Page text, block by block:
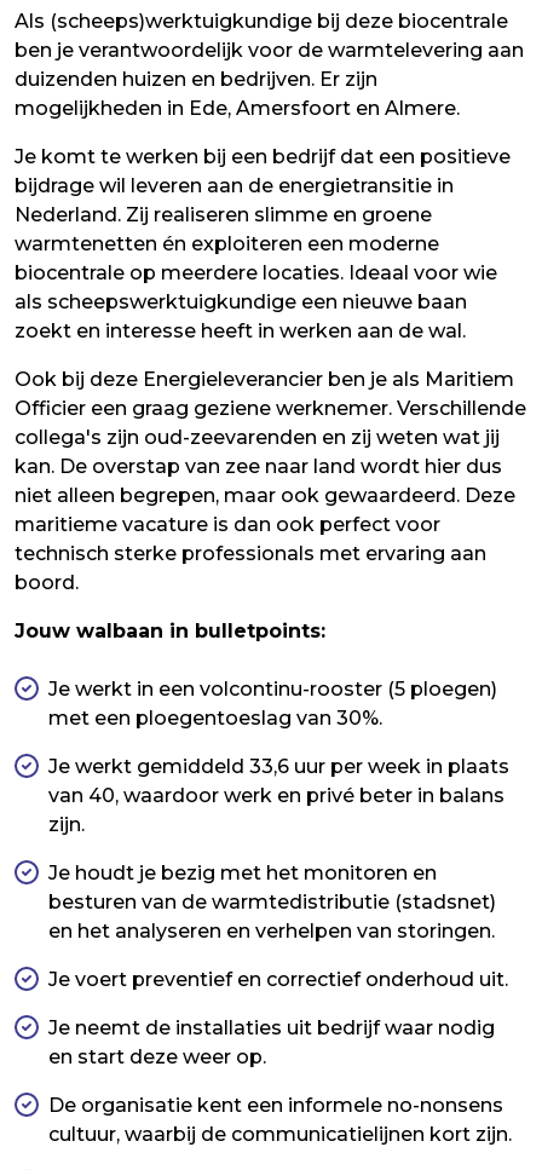
Als (scheeps)werktuigkundige bij deze biocentrale
ben je verantwoordelijk voor de warmtelevering aan
duizenden huizen en bedrijven. Er zijn
mogelijkheden in Ede, Amersfoort en Almere.
Je komt te werken bij een bedrijf dat een positieve
bijdrage wil leveren aan de energietransitie in
Nederland. Zij realiseren slimme en groene
warmtenetten én exploiteren een moderne
biocentrale op meerdere locaties. Ideaal voor wie
als scheepswerktuigkundige een nieuwe baan
zoekt en interesse heeft in werken aan de wal.
Ook bij deze Energieleverancier ben je als Maritiem
Officier een graag geziene werknemer. Verschillende
collega's zijn oud-zeevarenden en zij weten wat jij
kan. De overstap van zee naar land wordt hier dus
niet alleen begrepen, maar ook gewaardeerd. Deze
maritieme vacature is dan ook perfect voor
technisch sterke professionals met ervaring aan
boord.
Jouw walbaan in bulletpoints:
Je werkt in een volcontinu-rooster (5 ploegen)
met een ploegentoeslag van 30%.
Je werkt gemiddeld 33,6 uur per week in plaats
van 40, waardoor werk en privé beter in balans
zijn.
Je houdt je bezig met het monitoren en
besturen van de warmtedistributie (stadsnet)
en het analyseren en verhelpen van storingen.
Je voert preventief en correctief onderhoud uit.
Je neemt de installaties uit bedrijf waar nodig
en start deze weer op.
De organisatie kent een informele no-nonsens
cultuur, waarbij de communicatielijnen kort zijn.